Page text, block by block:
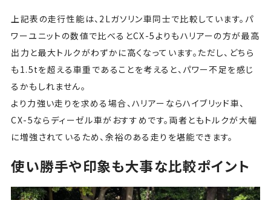
上記表の走行性能は、2Lガソリン車同士で比較しています。パ
ワーユニットの数値で比べるとCX-5よりもハリアーの方が最高
出力と最大トルクがわずかに高くなっています。ただし、どちら
も1.5tを超える車重であることを考えると、パワー不足を感じ
るかもしれません。
より力強い走りを求める場合、ハリアーならハイブリッド車、
CX-5ならディーゼル車がおすすめです。両者ともトルクが大幅
に増強されているため、余裕のある走りを堪能できます。
使い勝手や印象も大事な比較ポイント